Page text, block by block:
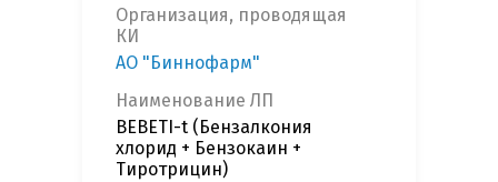
Организация, проводящая
КИ
АО "Биннофарм"
Наименование ЛП
BEBETI-t (Бензалкония
хлорид + Бензокаин +
Тиротрицин)